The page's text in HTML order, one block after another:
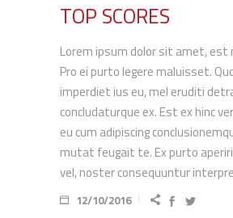
TOP SCORES
Lorem ipsum dolor sit amet, est
Pro ei purto legere maluisset.
imperdiet ius eu, mel eruditi
concludaturque ex. Est ex hinc
eu cum adipiscing
mutat feugait te. Ex purto
vel, noster consequuntur
12/10/2016